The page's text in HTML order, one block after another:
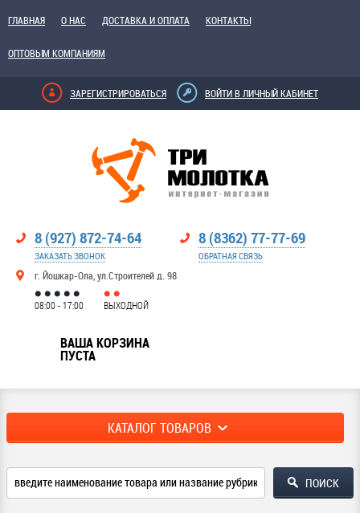
ГЛАВНАЯ О НАС ДОСТАВКА И ОПЛАТА КОНТАКТЫ
ОПТОВЫМ КОМПАНИЯМ
ЗАРЕГИСТРИРОВАТЬСЯ ВОЙТИ В ЛИЧНЫЙ КАБИНЕТ
8 (927) 872-74-64
ЗАКАЗАТЬ ЗВОНОК
г. Йошкар-Ола, ул.Строителей д. 98
8 (8362) 77-77-69
ОБРАТНАЯ СВЯЗЬ
08:00 - 17:00 ВЫХОДНОЙ
ВАША КОРЗИНА
ПУСТА
КАТАЛОГ ТОВАРОВ